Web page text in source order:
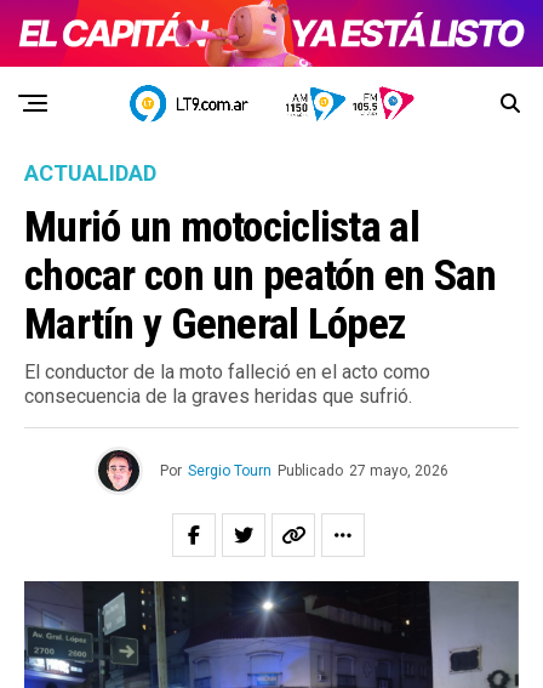
ACTUALIDAD
Murió un motociclista al
chocar con un peatón en San
Martín y General López
El conductor de la moto falleció en el acto como
consecuencia de la graves heridas que sufrió.
Por Sergio Tourn Publicado 27 mayo, 2026